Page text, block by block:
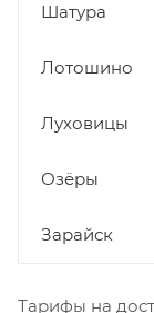
Шатура
Лотошино
Луховицы
Озёры
Зарайск
Тарифы на